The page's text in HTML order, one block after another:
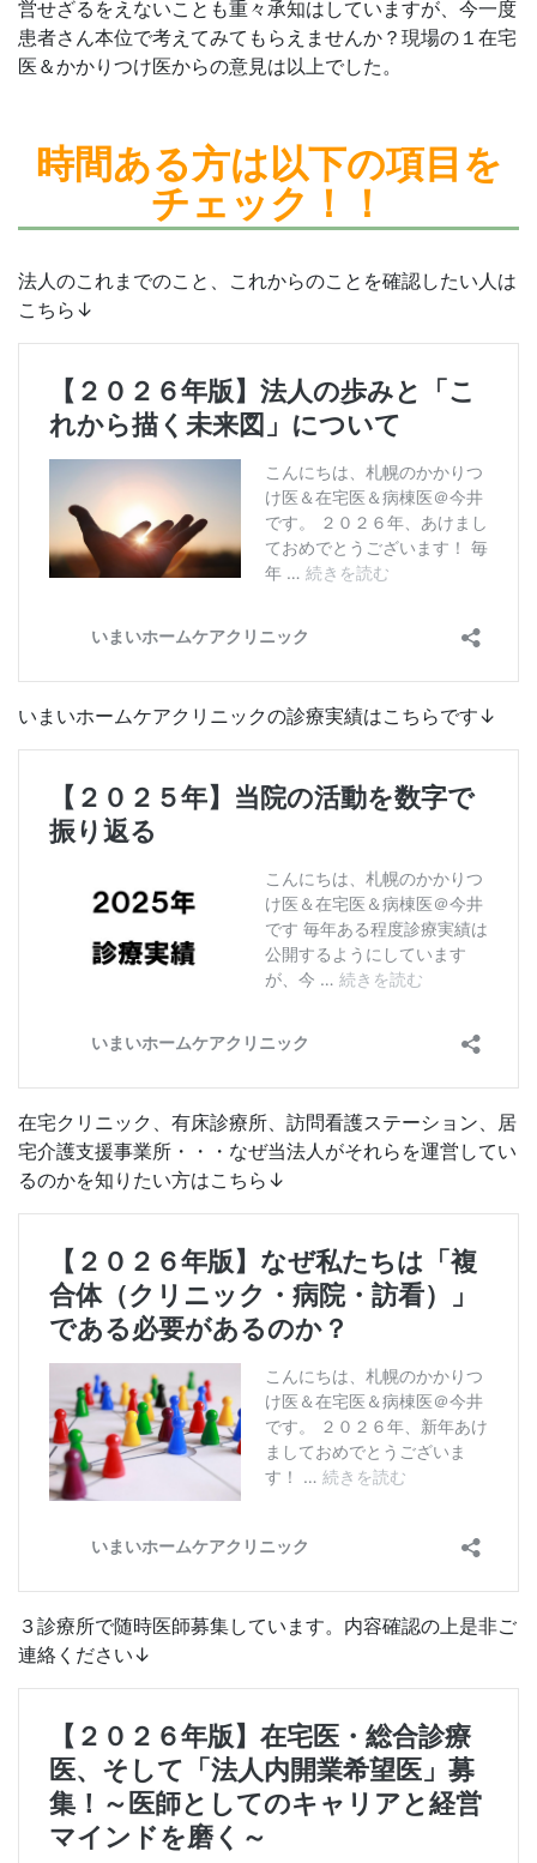
営せざるをえないことも重々承知はしていますが、今一度
患者さん本位で考えてみてもらえませんか？現場の１在宅
医＆かかりつけ医からの意見は以上でした。
時間ある方は以下の項目を
チェック！！
法人のこれまでのこと、これからのことを確認したい人は
こちら↓
いまいホームケアクリニックの診療実績はこちらです↓
在宅クリニック、有床診療所、訪問看護ステーション、居
宅介護支援事業所・・・なぜ当法人がそれらを運営してい
るのかを知りたい方はこちら↓
３診療所で随時医師募集しています。内容確認の上是非ご
連絡ください↓